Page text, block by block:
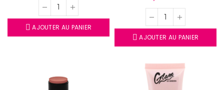
AJOUTER AU PANIER
AJOUTER AU PANIER